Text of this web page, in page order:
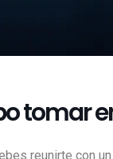
tomar
reunirte con